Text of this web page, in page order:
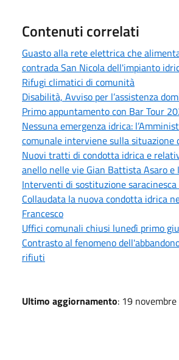
Contenuti correlati
Guasto alla rete elettrica che
contrada San Nicola dell'impianto
Rifugi climatici di comunità
Disabilità, Avviso per l’assistenza
Primo appuntamento con Bar Tour
Nessuna emergenza idrica:
comunale interviene sulla situazione
Nuovi tratti di condotta idrica e
anello nelle vie Gian Battista Asaro e
Interventi di sostituzione
Collaudata la nuova condotta idrica
Francesco
Uffici comunali chiusi lunedì primo
Contrasto al fenomeno
rifiuti
Ultimo aggiornamento: 19